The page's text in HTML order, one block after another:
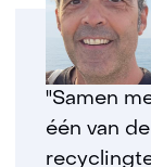
"Samen
één van